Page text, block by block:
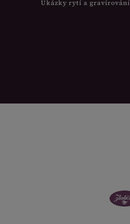
Ukázky rytí a gravírování